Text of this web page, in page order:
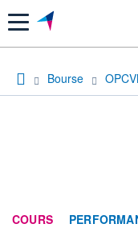
Menu
Bourse
COURS